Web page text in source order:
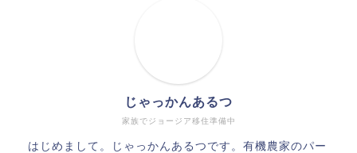
家族でジョージア移住準備中
じゃっかんあるつ
はじめまして。じゃっかんあるつです。有機農家のパー